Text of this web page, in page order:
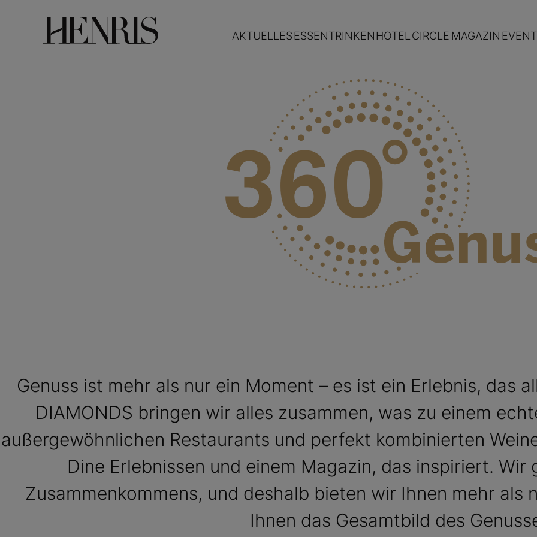
AKTUELLESESSENTRINKENHOTELCIRCLE MAGAZIN
Genuss ist mehr als nur ein Moment – es ist ein Erlebnis, das
DIAMONDS bringen wir alles zusammen, was zu einem
außergewöhnlichen Restaurants und perfekt kombinierten
Dine Erlebnissen und einem Magazin, das inspiriert. Wir
Zusammenkommens, und deshalb bieten wir Ihnen mehr als
Ihnen das Gesamtbild des